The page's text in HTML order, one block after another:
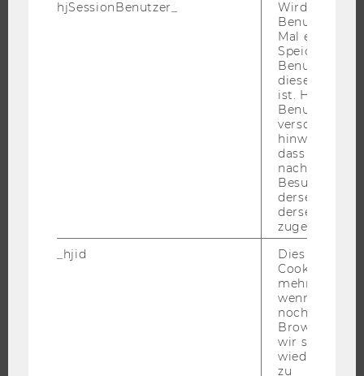
KARRIEREKONTAKTE AN DER WU
hjSessionBenutzer_
Wird gesetzt,
Benutzer
Mal eine
Speichert die
Benutzer-ID,
diese Seite
ist. Hotjar
Benutzer
verschiedene
hinweg.Stellt
dass Daten
Besuchen auf
derselben
derselben
zugeordnet
_hjid
Dies ist ein
Cookie, das
mehr setzen,
wenn ein
noch in
Browser hat,
wir seinen
zu